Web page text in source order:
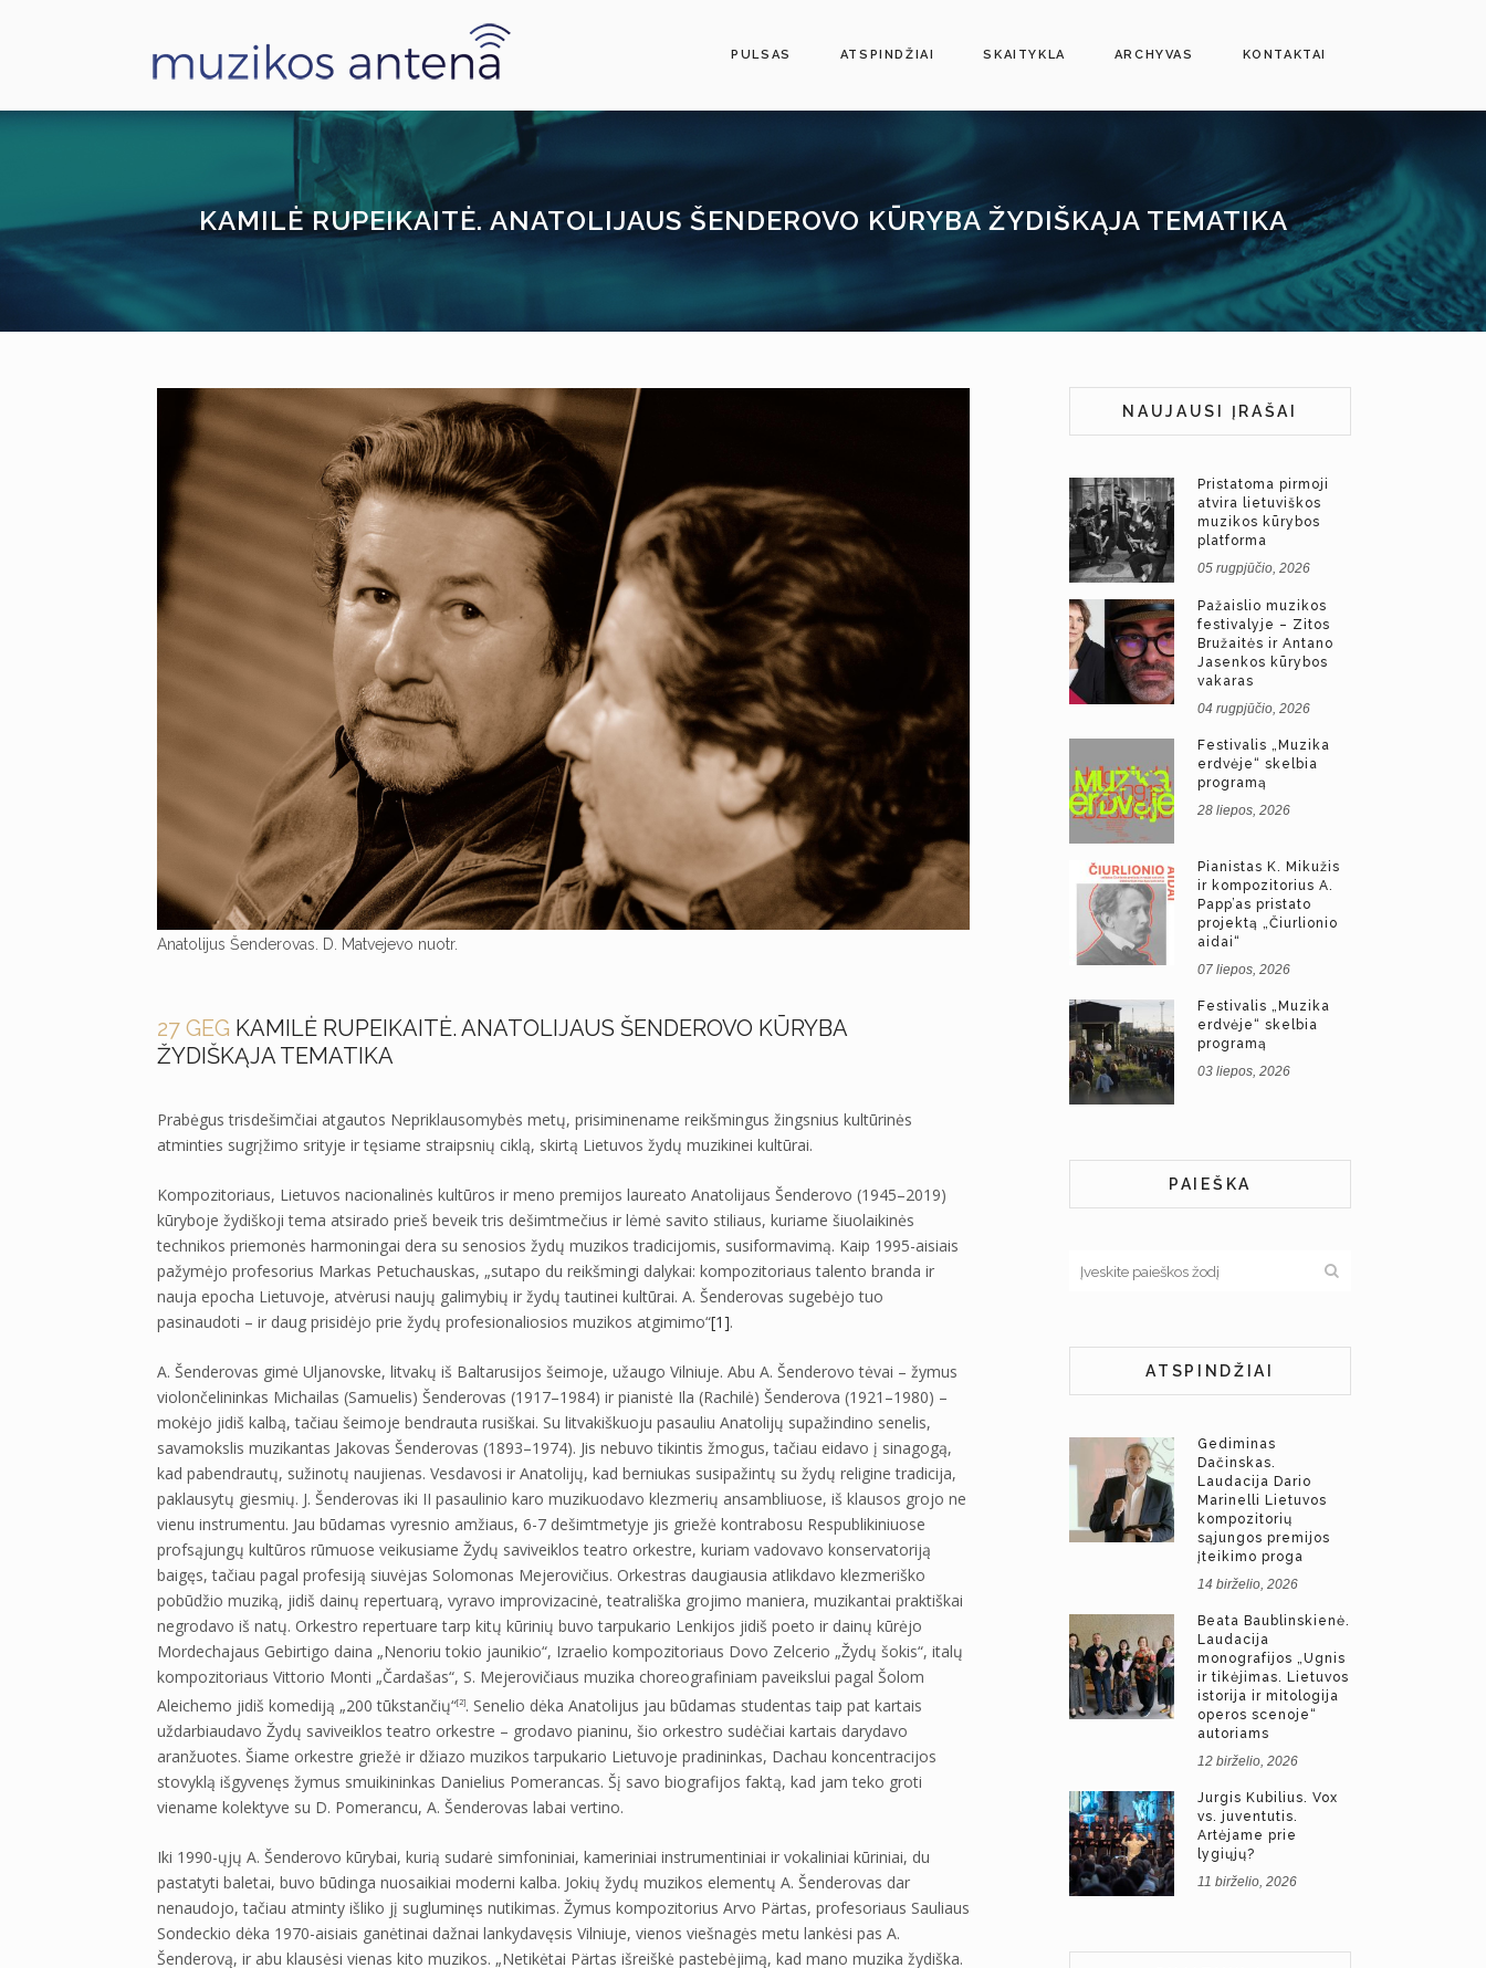
PULSAS ATSPINDŽIAI SKAITYKLA ARCHYVAS KONTAKTAI
KAMILĖ RUPEIKAITĖ. ANATOLIJAUS ŠENDEROVO KŪRYBA ŽYDIŠKĄJA TEMATIKA
Anatolijus Šenderovas. D. Matvejevo nuotr.
27 GEG KAMILĖ RUPEIKAITĖ. ANATOLIJAUS ŠENDEROVO KŪRYBA
ŽYDIŠKĄJA TEMATIKA
Prabėgus trisdešimčiai atgautos Nepriklausomybės metų, prisiminename reikšmingus žingsnius kultūrinės
atminties sugrįžimo srityje ir tęsiame straipsnių ciklą, skirtą Lietuvos žydų muzikinei kultūrai.
Kompozitoriaus, Lietuvos nacionalinės kultūros ir meno premijos laureato Anatolijaus Šenderovo (1945–2019)
kūryboje žydiškoji tema atsirado prieš beveik tris dešimtmečius ir lėmė savito stiliaus, kuriame šiuolaikinės
technikos priemonės harmoningai dera su senosios žydų muzikos tradicijomis, susiformavimą. Kaip 1995-aisiais
pažymėjo profesorius Markas Petuchauskas, „sutapo du reikšmingi dalykai: kompozitoriaus talento branda ir
nauja epocha Lietuvoje, atvėrusi naujų galimybių ir žydų tautinei kultūrai. A. Šenderovas sugebėjo tuo
pasinaudoti – ir daug prisidėjo prie žydų profesionaliosios muzikos atgimimo“[1].
A. Šenderovas gimė Uljanovske, litvakų iš Baltarusijos šeimoje, užaugo Vilniuje. Abu A. Šenderovo tėvai – žymus
violončelininkas Michailas (Samuelis) Šenderovas (1917–1984) ir pianistė Ila (Rachilė) Šenderova (1921–1980) –
mokėjo jidiš kalbą, tačiau šeimoje bendrauta rusiškai. Su litvakiškuoju pasauliu Anatolijų supažindino senelis,
savamokslis muzikantas Jakovas Šenderovas (1893–1974). Jis nebuvo tikintis žmogus, tačiau eidavo į sinagogą,
kad pabendrautų, sužinotų naujienas. Vesdavosi ir Anatolijų, kad berniukas susipažintų su žydų religine tradicija,
paklausytų giesmių. J. Šenderovas iki II pasaulinio karo muzikuodavo klezmerių ansambliuose, iš klausos grojo ne
vienu instrumentu. Jau būdamas vyresnio amžiaus, 6-7 dešimtmetyje jis griežė kontrabosu Respublikiniuose
profsąjungų kultūros rūmuose veikusiame Žydų saviveiklos teatro orkestre, kuriam vadovavo konservatoriją
baigęs, tačiau pagal profesiją siuvėjas Solomonas Mejerovičius. Orkestras daugiausia atlikdavo klezmeriško
pobūdžio muziką, jidiš dainų repertuarą, vyravo improvizacinė, teatrališka grojimo maniera, muzikantai praktiškai
negrodavo iš natų. Orkestro repertuare tarp kitų kūrinių buvo tarpukario Lenkijos jidiš poeto ir dainų kūrėjo
Mordechajaus Gebirtigo daina „Nenoriu tokio jaunikio“, Izraelio kompozitoriaus Dovo Zelcerio „Žydų šokis“, italų
kompozitoriaus Vittorio Monti „Čardašas“, S. Mejerovičiaus muzika choreografiniam paveikslui pagal Šolom
Aleichemo jidiš komediją „200 tūkstančių“[2]. Senelio dėka Anatolijus jau būdamas studentas taip pat kartais
uždarbiaudavo Žydų saviveiklos teatro orkestre – grodavo pianinu, šio orkestro sudėčiai kartais darydavo
aranžuotes. Šiame orkestre griežė ir džiazo muzikos tarpukario Lietuvoje pradininkas, Dachau koncentracijos
stovyklą išgyvenęs žymus smuikininkas Danielius Pomerancas. Šį savo biografijos faktą, kad jam teko groti
viename kolektyve su D. Pomerancu, A. Šenderovas labai vertino.
Iki 1990-ųjų A. Šenderovo kūrybai, kurią sudarė simfoniniai, kameriniai instrumentiniai ir vokaliniai kūriniai, du
pastatyti baletai, buvo būdinga nuosaikiai moderni kalba. Jokių žydų muzikos elementų A. Šenderovas dar
nenaudojo, tačiau atminty išliko jį sugluminęs nutikimas. Žymus kompozitorius Arvo Pärtas, profesoriaus Sauliaus
Sondeckio dėka 1970-aisiais ganėtinai dažnai lankydavęsis Vilniuje, vienos viešnagės metu lankėsi pas A.
Šenderovą, ir abu klausėsi vienas kito muzikos. „Netikėtai Pärtas išreiškė pastebėjimą, kad mano muzika žydiška.
NAUJAUSI ĮRAŠAI
Pristatoma pirmoji
atvira lietuviškos
muzikos kūrybos
platforma
05 rugpjūčio, 2026
Pažaislio muzikos
festivalyje – Zitos
Bružaitės ir Antano
Jasenkos kūrybos
vakaras
04 rugpjūčio, 2026
Festivalis „Muzika
erdvėje“ skelbia
programą
28 liepos, 2026
Pianistas K. Mikužis
ir kompozitorius A.
Papp’as pristato
projektą „Čiurlionio
aidai“
07 liepos, 2026
Festivalis „Muzika
erdvėje“ skelbia
programą
03 liepos, 2026
PAIEŠKA
ATSPINDŽIAI
Gediminas
Dačinskas.
Laudacija Dario
Marinelli Lietuvos
kompozitorių
sąjungos premijos
įteikimo proga
14 birželio, 2026
Beata Baublinskienė.
Laudacija
monografijos „Ugnis
ir tikėjimas. Lietuvos
istorija ir mitologija
operos scenoje“
autoriams
12 birželio, 2026
Jurgis Kubilius. Vox
vs. juventutis.
Artėjame prie
lygiųjų?
11 birželio, 2026